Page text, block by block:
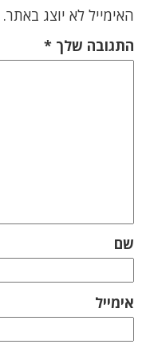
האימייל לא יוצג באתר.
התגובה שלך *
שם
אימייל